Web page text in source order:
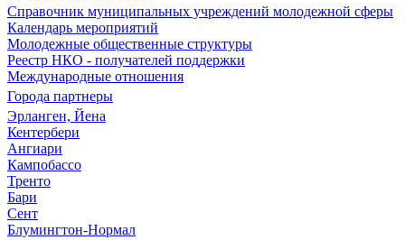
Справочник муниципальных учреждений молодежной сферы
Календарь мероприятий
Молодежные общественные структуры
Реестр НКО - получателей поддержки
Международные отношения
Города партнеры
Эрланген, Йена
Кентербери
Ангиари
Кампобассо
Тренто
Бари
Сент
Блумингтон-Нормал